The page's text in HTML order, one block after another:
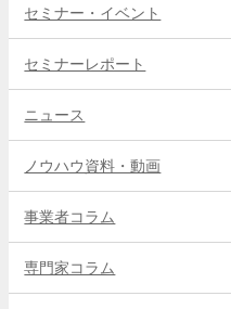
セミナー・イベント
セミナーレポート
ニュース
ノウハウ資料・動画
事業者コラム
専門家コラム